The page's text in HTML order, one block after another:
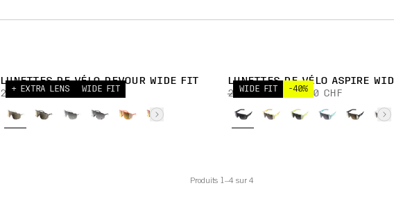
+ EXTRA LENS WIDE FIT
LUNETTES DE VÉLO DEVOUR WIDE FIT
299,00 CHF
WIDE FIT -40%
LUNETTES DE VÉLO ASPIRE
259,00 CHF
155,00 CHF
Produits 1–4 sur 4